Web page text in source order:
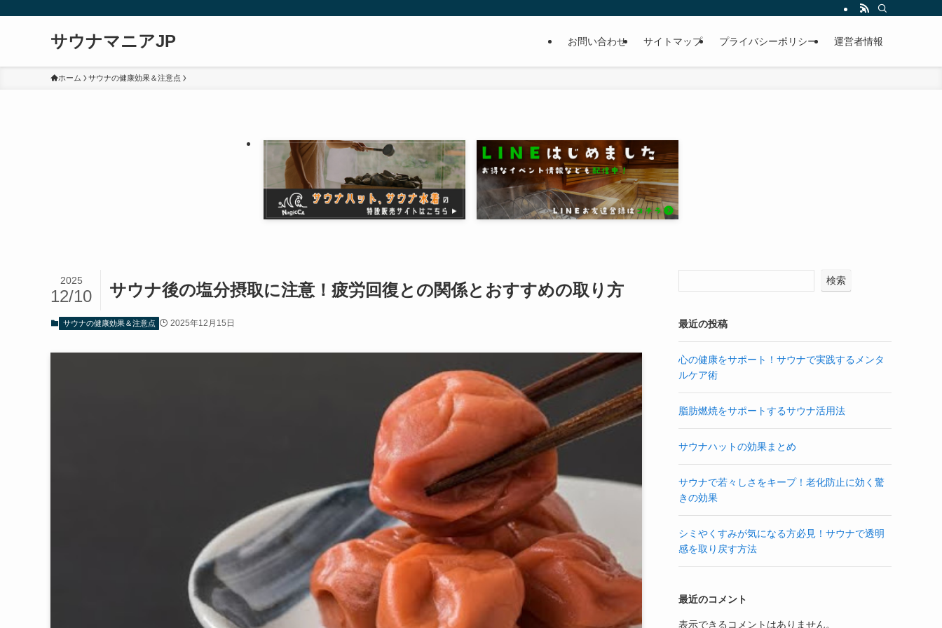
サウナマニアJP お問い合わせ サイトマップ プライバシーポリシー 運営者情報
ホーム サウナの健康効果＆注意点
サウナ後の塩分摂取に注意！疲労回復との関係とおすすめの取り方
2025
12/10
サウナの健康効果＆注意点 2025年12月15日
検索
最近の投稿
心の健康をサポート！サウナで実践するメンタ
ルケア術
脂肪燃焼をサポートするサウナ活用法
サウナハットの効果まとめ
サウナで若々しさをキープ！老化防止に効く驚
きの効果
シミやくすみが気になる方必見！サウナで透明
感を取り戻す方法
最近のコメント
表示できるコメントはありません。